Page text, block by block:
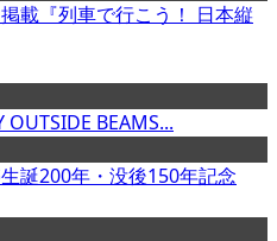
載『列車で行こう！ 日本縦
BEAMS...
誕200年・没後150年記念